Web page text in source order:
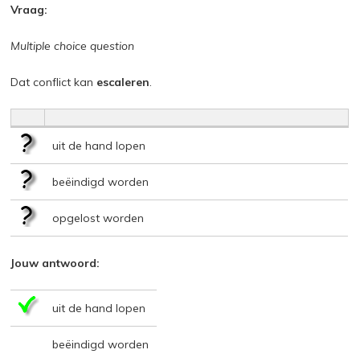
Vraag:
Multiple choice question
Dat conflict kan escaleren.
uit de hand lopen
beëindigd worden
opgelost worden
Jouw antwoord:
uit de hand lopen
beëindigd worden